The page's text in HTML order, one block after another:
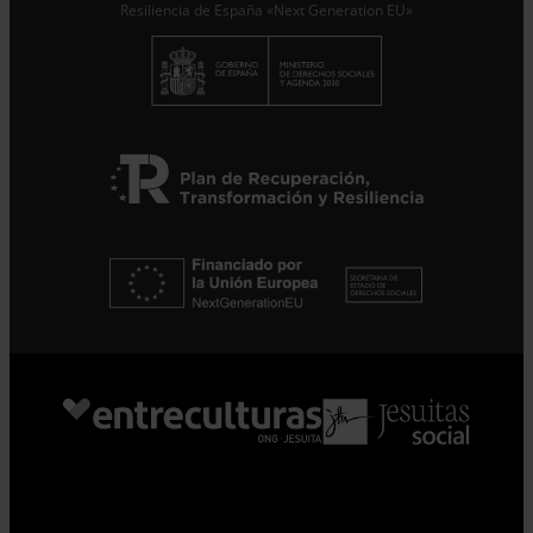
Resiliencia de España «Next Generation EU»